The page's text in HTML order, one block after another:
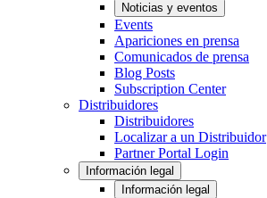
Noticias y eventos
Events
Apariciones en prensa
Comunicados de prensa
Blog Posts
Subscription Center
Distribuidores
Distribuidores
Localizar a un Distribuidor
Partner Portal Login
Información legal
Información legal